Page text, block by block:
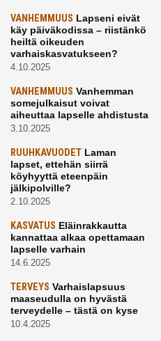
VANHEMMUUS Lapseni eivät
käy päiväkodissa – riistänkö
heiltä oikeuden
varhaiskasvatukseen?
4.10.2025
VANHEMMUUS Vanhemman
somejulkaisut voivat
aiheuttaa lapselle ahdistusta
3.10.2025
RUUHKAVUODET Laman
lapset, ettehän siirrä
köyhyyttä eteenpäin
jälkipolville?
2.10.2025
KASVATUS Eläinrakkautta
kannattaa alkaa opettamaan
lapselle varhain
14.6.2025
TERVEYS Varhaislapsuus
maaseudulla on hyvästä
terveydelle – tästä on kyse
10.4.2025